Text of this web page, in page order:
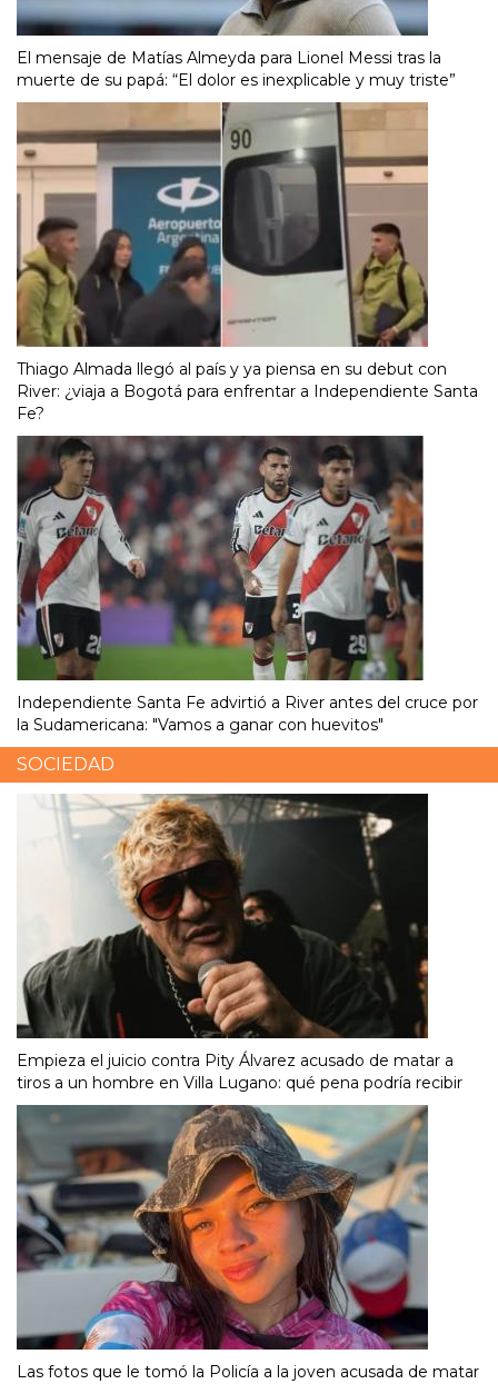
El mensaje de Matías Almeyda para Lionel Messi tras la
muerte de su papá: “El dolor es inexplicable y muy triste”
Thiago Almada llegó al país y ya piensa en su debut con
River: ¿viaja a Bogotá para enfrentar a Independiente Santa
Fe?
Independiente Santa Fe advirtió a River antes del cruce por
la Sudamericana: "Vamos a ganar con huevitos"
SOCIEDAD
Empieza el juicio contra Pity Álvarez acusado de matar a
tiros a un hombre en Villa Lugano: qué pena podría recibir
Las fotos que le tomó la Policía a la joven acusada de matar